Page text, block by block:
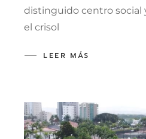
distinguido centro social
el crisol
LEER MÁS